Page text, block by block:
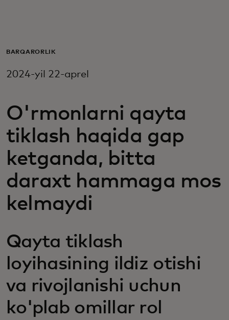
Biznes uchun
Innovatorlar uchun
Yangiliklar va trendlar
BARQARORLIK
2024-yil 22-aprel
O'rmonlarni qayta
tiklash haqida gap
ketganda, bitta
daraxt hammaga mos
kelmaydi
Qayta tiklash
loyihasining ildiz otishi
va rivojlanishi uchun
ko'plab omillar rol